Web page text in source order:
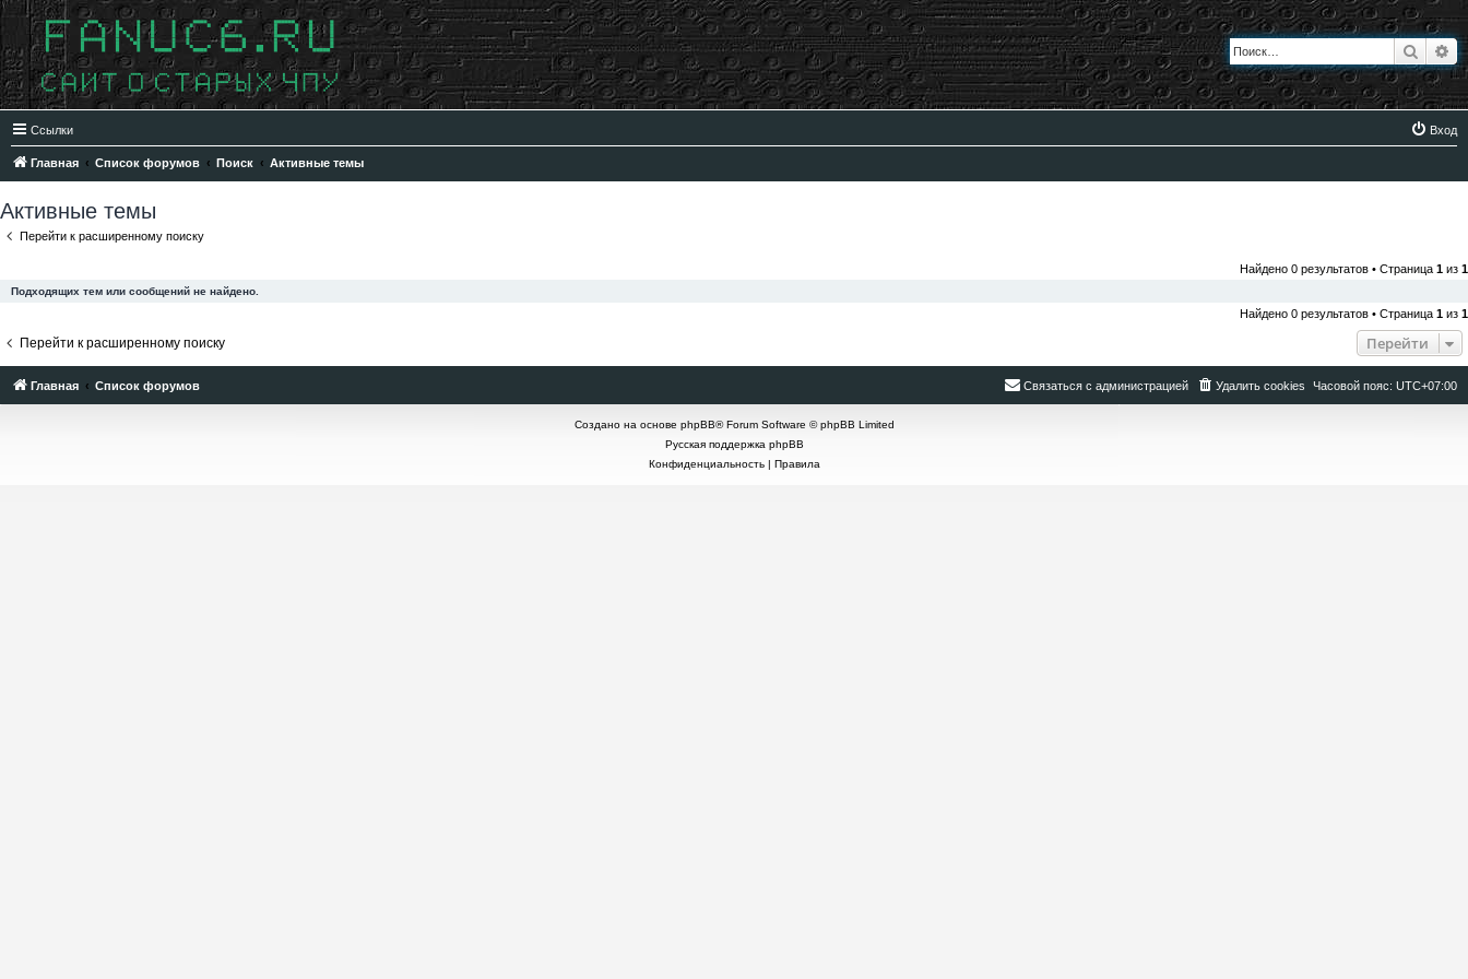
Поиск
Ссылки Вход
Главная Список форумов Поиск Активные темы
Активные темы
Перейти к расширенному поиску
Найдено 0 результатов • Страница 1 из 1
Подходящих тем или сообщений не найдено.
Найдено 0 результатов • Страница 1 из 1
Перейти к расширенному поиску Перейти
Главная Список форумов Часовой пояс: UTC+07:00
Удалить cookies
Связаться с администрацией
Создано на основе phpBB® Forum Software © phpBB Limited
Русская поддержка phpBB
Конфиденциальность| Правила